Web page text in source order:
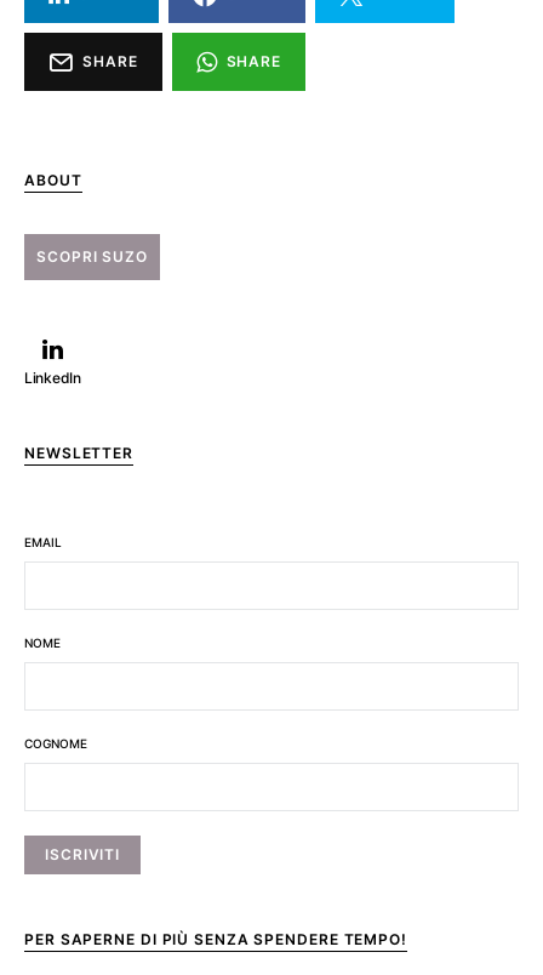
SHARE SHARE
ABOUT
SCOPRI SUZO
LinkedIn
NEWSLETTER
EMAIL
NOME
COGNOME
PER SAPERNE DI PIÙ SENZA SPENDERE TEMPO!